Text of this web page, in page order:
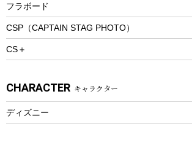
トレッキングアクセサリー
プレイグッズ
ウェルネス
ウェア、タオル
ウェア
フラボード
CSP（CAPTAIN STAG PHOTO）
CS＋
CHARACTER キャラクター
ディズニー